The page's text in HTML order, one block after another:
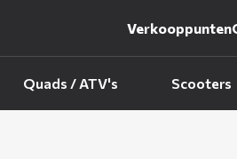
Verkooppunten
Quads / ATV's Scooters